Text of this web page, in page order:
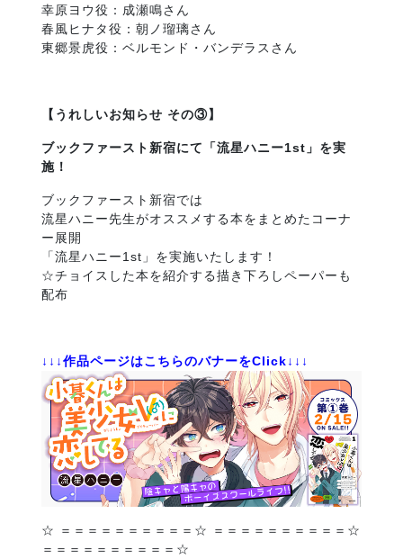
幸原ヨウ役：成瀬鳴さん
春風ヒナタ役：朝ノ瑠璃さん
東郷景虎役：ベルモンド・バンデラスさん
【うれしいお知らせ その③】
ブックファースト新宿にて「流星ハニー1st」を実
施！
ブックファースト新宿では
流星ハニー先生がオススメする本をまとめたコーナ
ー展開
「流星ハニー1st」を実施いたします！
☆チョイスした本を紹介する描き下ろしペーパーも
配布
↓↓↓作品ページはこちらのバナーをClick↓↓↓
☆ ＝＝＝＝＝＝＝＝＝＝☆ ＝＝＝＝＝＝＝＝＝＝☆
＝＝＝＝＝＝＝＝＝＝☆